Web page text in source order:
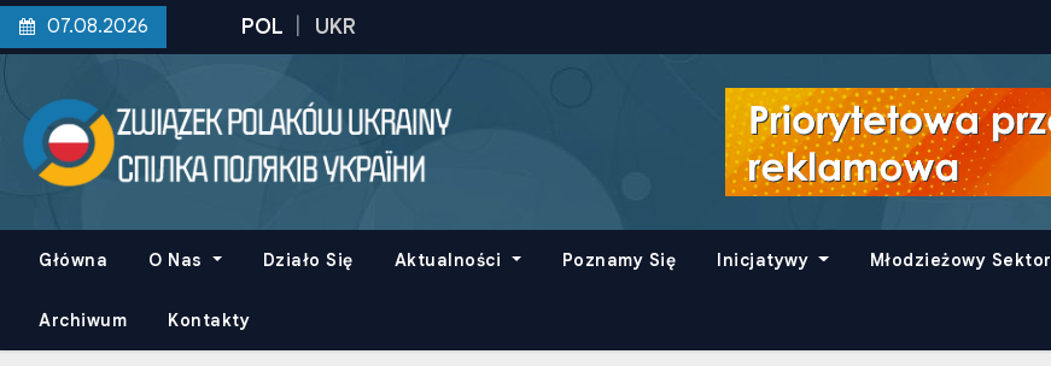
k
e
07.08.2026
Główna O Nas Działo Się Aktualności Poznamy Się Inicjatywy Młodzieżowy Sektor
Archiwum Kontakty